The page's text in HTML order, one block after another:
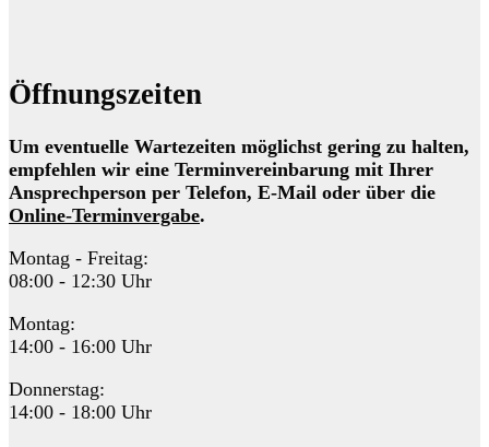
Öffnungszeiten
Um eventuelle Wartezeiten möglichst gering zu halten,
empfehlen wir eine Terminvereinbarung mit Ihrer
Ansprechperson per Telefon, E-Mail oder über die
Online-Terminvergabe.
Montag - Freitag:
08:00 - 12:30 Uhr
Montag:
14:00 - 16:00 Uhr
Donnerstag:
14:00 - 18:00 Uhr